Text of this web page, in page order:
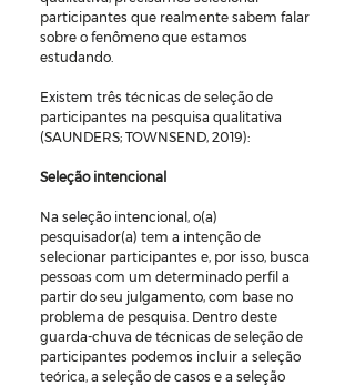
participantes que realmente sabem falar
sobre o fenômeno que estamos
estudando.
Existem três técnicas de seleção de
participantes na pesquisa qualitativa
(SAUNDERS; TOWNSEND, 2019):
Seleção intencional
Na seleção intencional, o(a)
pesquisador(a) tem a intenção de
selecionar participantes e, por isso, busca
pessoas com um determinado perfil a
partir do seu julgamento, com base no
problema de pesquisa. Dentro deste
guarda-chuva de técnicas de seleção de
participantes podemos incluir a seleção
teórica, a seleção de casos e a seleção